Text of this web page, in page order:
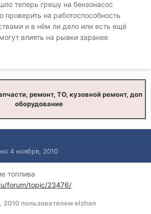
теперь грешу на бензонасос
проверить на работоспособность
и в нём ли дело или есть ещё
влиять на рывки заранее
ремонт, ТО, кузовной ремонт, доп
оборудование
4 ноября, 2010
топлива
forum/topic/23476/
2010 пользователем elzhan